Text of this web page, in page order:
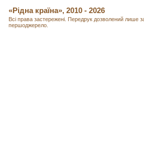
«Рідна країна», 2010 - 2026
Всі права застережені. Передрук дозволений лише
першоджерело.